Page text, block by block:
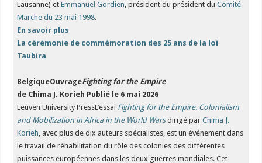
Lausanne) etEmmanuel Gordien , président du président duComité
Marche du 23 mai 1998.
En savoir plus
La cérémonie de commémoration des 25 ans de la loi
Taubira
BelgiqueOuvrageFighting for the Empire
de Chima J. Korieh Publié le 6 mai 2026
Leuven University PressL’essai Fighting for the Empire. Colonialism
and Mobilization in Africa in the World Warsdirigé parChima J.
Korieh , avec plus de dix auteurs spécialistes, est un événement dans
le travail de réhabilitation du rôle des colonies des différentes
puissances européennes dans les deux guerres mondiales. Cet